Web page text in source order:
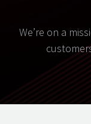
We’re on a